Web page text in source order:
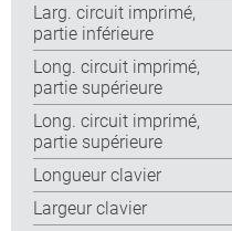
Larg. circuit imprimé,
partie inférieure
Long. circuit imprimé,
partie supérieure
Long. circuit imprimé,
partie supérieure
Longueur clavier
Largeur clavier